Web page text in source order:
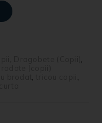
,
,
,
,